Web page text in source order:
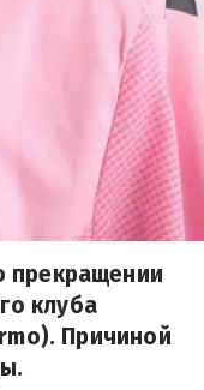
прекращении
клуба
Причиной